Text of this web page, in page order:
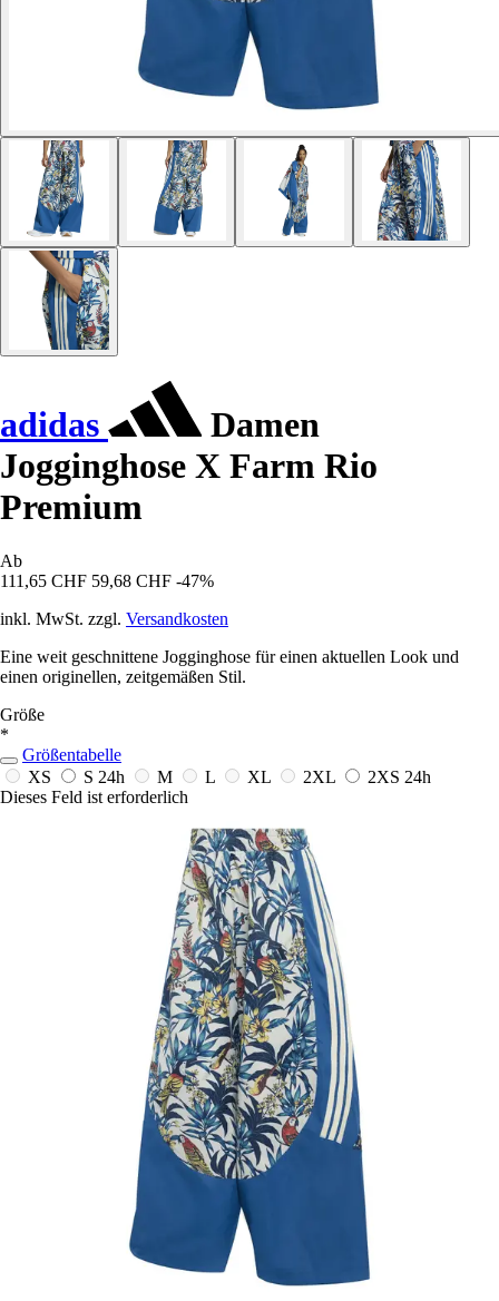
adidas
Damen
Jogginghose X Farm Rio
Premium
Ab
111,65 CHF 59,68 CHF -47%
inkl. MwSt. zzgl. Versandkosten
Eine weit geschnittene Jogginghose für einen aktuellen Look und
einen originellen, zeitgemäßen Stil.
Größe
*
Größentabelle
XS
S 24h M L XL 2XL 2XS 24h
Dieses Feld ist erforderlich